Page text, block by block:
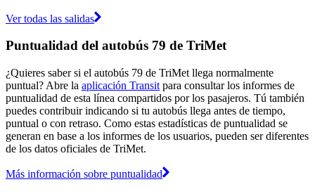
Ver todas las salidas
Puntualidad del autobús 79 de TriMet
¿Quieres saber si el autobús 79 de TriMet llega normalmente
puntual? Abre la aplicación Transit para consultar los informes de
puntualidad de esta línea compartidos por los pasajeros. Tú también
puedes contribuir indicando si tu autobús llega antes de tiempo,
puntual o con retraso. Como estas estadísticas de puntualidad se
generan en base a los informes de los usuarios, pueden ser diferentes
de los datos oficiales de TriMet.
Más información sobre puntualidad